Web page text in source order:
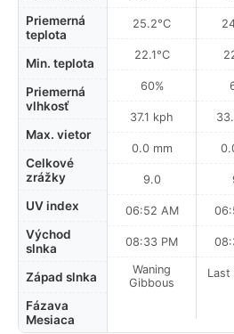
Priemerná
teplota
Min. teplota
Priemerná
vlhkosť
Max. vietor
Celkové
zrážky
UV index
Východ
slnka
Západ slnka
Fázava
Mesiaca
25.2°C
22.1°C
60%
37.1 kph
0.0 mm
9.0
06:52 AM
08:33 PM
Waning
Gibbous
Last